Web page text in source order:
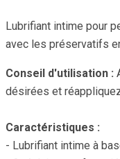
Lubrifiant intime pour
avec les préservatifs
Conseil d'utilisation :
désirées et
Caractéristiques :
- Lubrifiant intime à